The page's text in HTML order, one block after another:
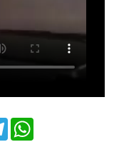
Telegram